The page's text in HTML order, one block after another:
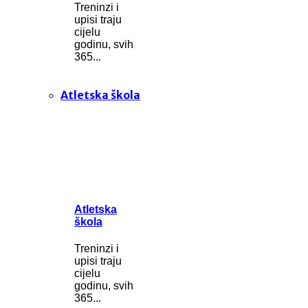
Treninzi i
upisi traju
cijelu
godinu, svih
365...
Atletska škola
Atletska
škola
Treninzi i
upisi traju
cijelu
godinu, svih
365...